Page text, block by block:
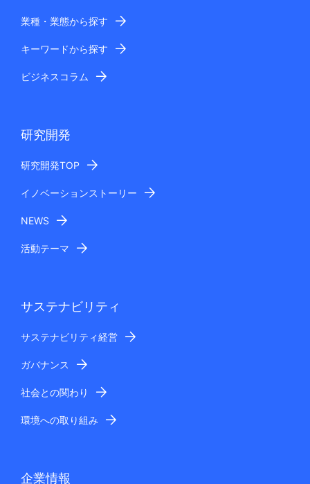
あります。
お客さまの個人情報のご提供につきましては任意です
が、その際は、お問い合わせに対応できない場合があり
滅失、毀損を防止するための安全管理措置を施し、当社
ただきます。
個人情報に関するお問い合わせ先
い合わせやご相談につきましては、下記「12 個人情報
い。
らご連絡を差し上げることがあります。また、お問い合
く場合があります。
ください。
土曜日、日曜日・祝日など当社休業日および営業時間外
受付とさせて頂きますのでご了承ください。（当社営業
当社からお客さまへ回答する内容は、お客さま個人宛て
業種・業態から探す
キーワードから探す
ビジネスコラム
研究開発
研究開発TOP
イノベーションストーリー
NEWS
活動テーマ
サステナビリティ
サステナビリティ経営
ガバナンス
社会との関わり
環境への取り組み
企業情報